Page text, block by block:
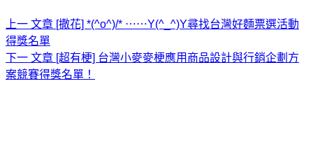
上一 文章 [撒花] *(^o^)/* ⋯⋯Y(^_^)Y尋找台灣好麵票選活動
得獎名單
下一 文章 [超有梗] 台灣小麥麥梗應用商品設計與行銷企劃方
案競賽得獎名單！